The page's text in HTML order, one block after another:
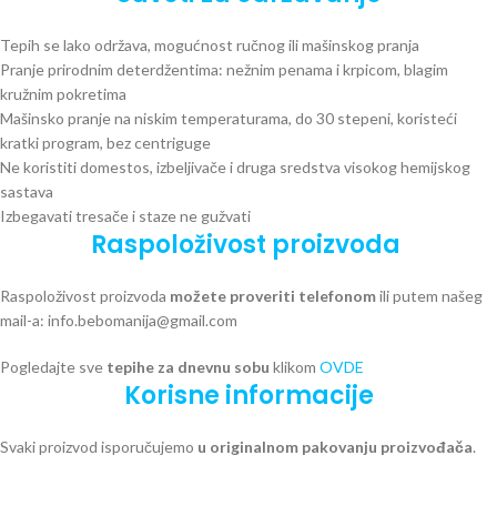
Tepih se lako održava, mogućnost ručnog ili mašinskog pranja
Pranje prirodnim deterdžentima: nežnim penama i krpicom, blagim
kružnim pokretima
Mašinsko pranje na niskim temperaturama, do 30 stepeni, koristeći
kratki program, bez centriguge
Ne koristiti domestos, izbeljivače i druga sredstva visokog hemijskog
sastava
Izbegavati tresače i staze ne gužvati
Raspoloživost proizvoda
Raspoloživost proizvoda možete proveriti telefonomili putem našeg
mail-a: info.bebomanija@gmail.com
Pogledajte sve tepihe za dnevnu sobu klikom OVDE
Korisne informacije
Svaki proizvod isporučujemo u originalnom pakovanju proizvođača.